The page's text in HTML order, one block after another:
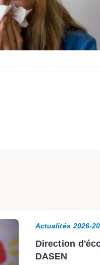
Actualités 2026-
Direction
DASEN